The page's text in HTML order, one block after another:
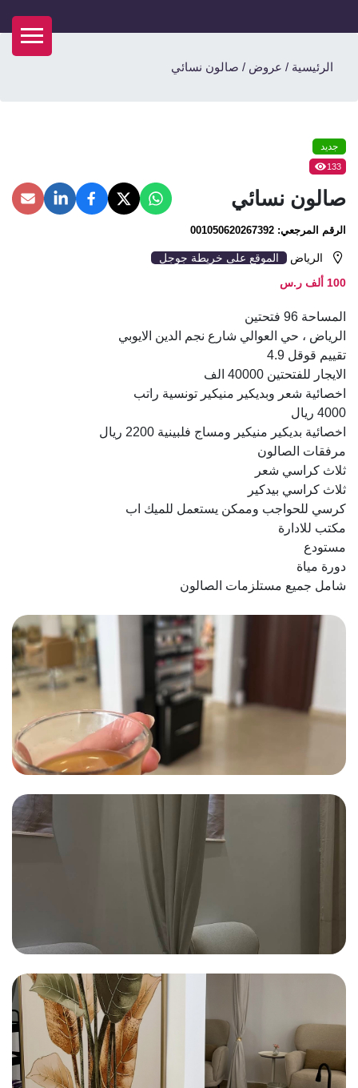
الرئيسية / عروض / صالون نسائي
جديد
133
صالون نسائي
الرقم المرجعي:
الرياض
الموقع على خريطة جوجل
100 ألف ر.س
المساحة 96 فتحتين
الرياض ، حي العوالي شارع نجم الدين الايوبي
تقييم قوقل 4.9
الايجار للفتحتين 40000 الف
اخصائية شعر وبديكير منيكير تونسية راتب
4000 ريال
اخصائية بديكير منيكير ومساج فلبينية 2200 ريال
مرفقات الصالون
ثلاث كراسي شعر
ثلاث كراسي بيدكير
كرسي للحواجب وممكن يستعمل للميك اب
مكتب للادارة
مستودع
دورة مياة
شامل جميع مستلزمات الصالون